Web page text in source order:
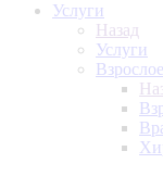
Услуги
Назад
Услуги